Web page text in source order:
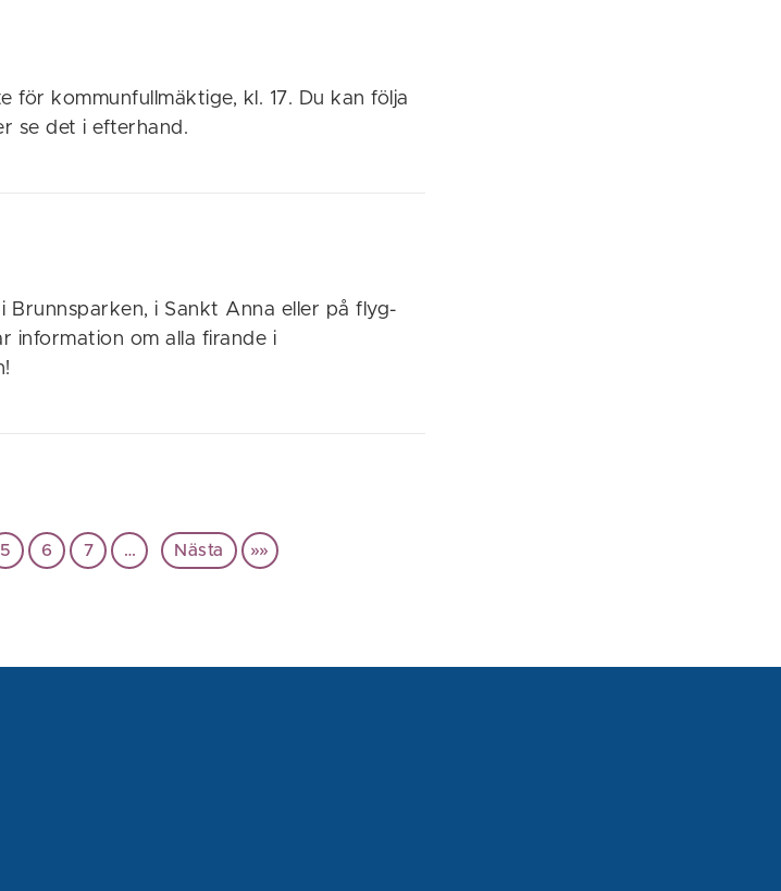
för kommunfullmäktige, kl. 17. Du kan följa
se det i efterhand.
Brunnsparken, i Sankt Anna eller på flyg-
information om alla firande i
5 6 7 … Nästa »»